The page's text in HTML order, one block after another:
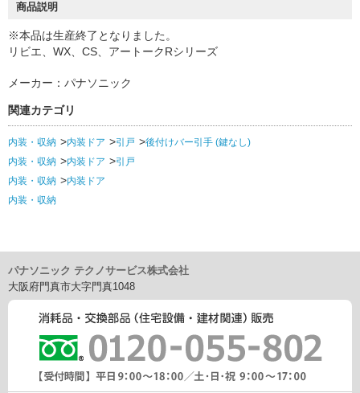
商品説明
※本品は生産終了となりました。
リビエ、WX、CS、アートークRシリーズ
メーカー：パナソニック
関連カテゴリ
内装・収納 内装ドア 引戸
後付けバー引手 (鍵なし)
内装・収納
内装ドア
引戸
内装・収納
内装ドア
内装・収納
パナソニック テクノサービス株式会社
大阪府門真市大字門真1048